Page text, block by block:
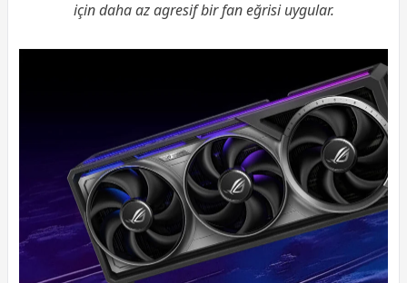
için daha az agresif bir fan eğrisi uygular.